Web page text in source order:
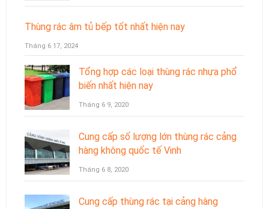
Thùng rác âm tủ bếp tốt nhất hiện nay
Tháng 6 17, 2024
Tổng hợp các loại thùng rác nhựa phổ
biến nhất hiện nay
Tháng 6 9, 2020
Cung cấp số lượng lớn thùng rác cảng
hàng không quốc tế Vinh
Tháng 6 8, 2020
Cung cấp thùng rác tại cảng hàng